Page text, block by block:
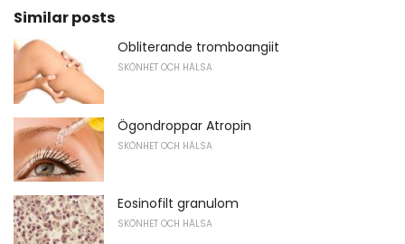
Similar posts
Obliterande tromboangiit
SKÖNHET OCH HÄLSA
Ögondroppar Atropin
SKÖNHET OCH HÄLSA
Eosinofilt granulom
SKÖNHET OCH HÄLSA